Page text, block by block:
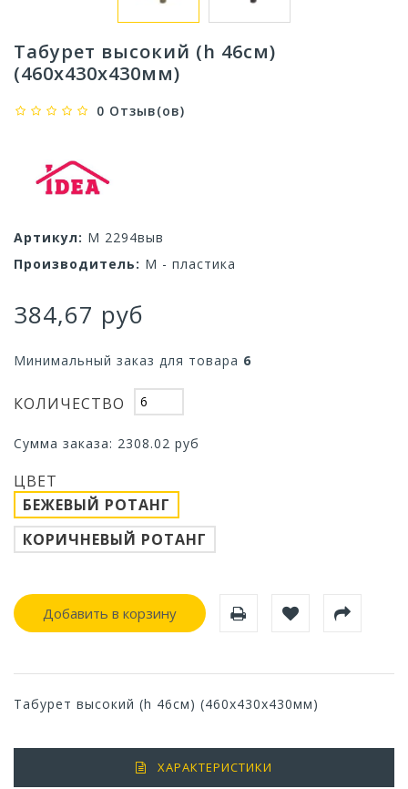
Табурет высокий (h 46см)
(460x430х430мм)
0 Отзыв(ов)
Артикул: М 2294выв
Производитель: М - пластика
384,67 руб
Минимальный заказ для товара 6
КОЛИЧЕСТВО
Сумма заказа: 2308.02 руб
ЦВЕТ
БЕЖЕВЫЙ РОТАНГ
КОРИЧНЕВЫЙ РОТАНГ
Добавить в корзину
Табурет высокий (h 46см) (460x430х430мм)
ХАРАКТЕРИСТИКИ